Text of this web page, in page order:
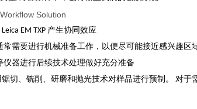
EM TXP 产生协同效应
常需要进行机械准备工作，以便尽可能接近感兴趣
仪器进行后续技术处理做好充分准备
锯切、铣削、研磨和抛光技术对样品进行预制。 对